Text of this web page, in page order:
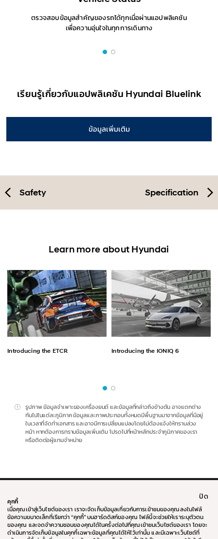
คุกกี้
เมื่อคุณเข้าสู่เว็บไซต์ของเรา เราจะจัดเก็บข้อมูลเกี่ยวกับการเข้าชมของคุณลงในไฟล์
ข้อความขนาดเล็กที่เรียกว่า “คุกกี้” บนฮาร์ดดิสก์ของคุณ ไฟล์นี้จะช่วยให้เราระบุตัวตน
ของคุณ และจดจำความชอบของคุณได้ในครั้งต่อไปที่คุณเข้าชมเว็บไซต์ของเรา โดยจะ
ดำเนินการจัดเก็บข้อมูลในคุกกี้เฉพาะข้อมูลที่คุณได้ให้ไว้เท่านั้น และมีเฉพาะเว็บไซต์ที่
ปิด
ตรวจสอบข้อมูลสำคัญของรถได้ทุกเมื่อผ่านแอปพลิเคชัน
เพื่อความอุ่นใจในทุกการเดินทาง
เรียนรู้เกี่ยวกับแอปพลิเคชัน Hyundai Bluelink
ข้อมูลเพิ่มเติม
Safety Specification
Learn more about Hyundai
Introducing the ETCR Introducing the IONIQ 6
รูปภาพ ข้อมูลจำเพาะของเครื่องยนต์ และข้อมูลที่กล่าวถึงข้างต้น อาจแตกต่าง
กันไปในแต่ละภูมิภาค ข้อมูลและภาพประกอบทั้งหมดมีพื้นฐานมาจากข้อมูลที่มีอยู่
ในเวลาที่จัดทำเอกสาร และอาจมีการเปลี่ยนแปลงโดยไม่ต้องแจ้งให้ทราบล่วง
หน้า หากต้องการทราบข้อมูลเพิ่มเติม โปรดไปที่หน้าหลักประจำภูมิภาคของเรา
หรือติดต่อผู้แทนจำหน่าย
ทั่วโลก
คำจำกัดความรับผิดตามกฎหมาย
ข้อกำหนดและเงื่อนไข
นโยบายความเป็นส่วนตัว
นโยบายคุกกี้
เงื่อนไขการจอง
แผนผังเว็บไซต์